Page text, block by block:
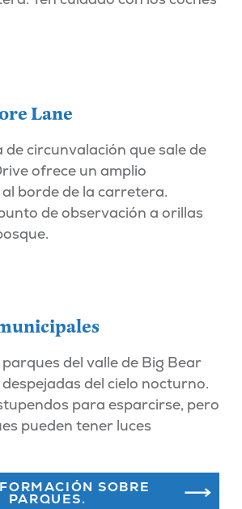
Lane
circunvalación que sale de
ofrece un amplio
borde de la carretera.
de observación a orillas
del valle de Big Bear
del cielo nocturno.
para esparcirse, pero
pueden tener luces
SOBRE
PARQUES.